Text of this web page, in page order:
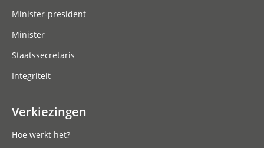
Minister-president
Minister
Staatssecretaris
Integriteit
Verkiezingen
Hoe werkt het?